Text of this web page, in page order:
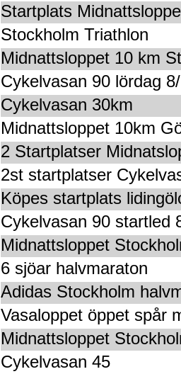
Startplats
Stockholm Triathlon
Midnattsloppet 10 km
Cykelvasan 90 lördag
Cykelvasan 30km
Midnattsloppet 10km
2 Startplatser
2st startplatser
Köpes startplats
Cykelvasan 90 startled
Midnattsloppet
6 sjöar halvmaraton
Adidas Stockholm
Vasaloppet öppet spår
Midnattsloppet
Cykelvasan 45